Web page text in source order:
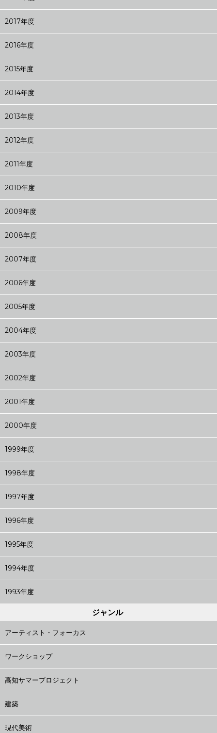
2017年度
2016年度
2015年度
2014年度
2013年度
2012年度
2011年度
2010年度
2009年度
2008年度
2007年度
2006年度
2005年度
2004年度
2003年度
2002年度
2001年度
2000年度
1999年度
1998年度
1997年度
1996年度
1995年度
1994年度
1993年度
ジャンル
アーティスト・フォーカス
ワークショップ
高知サマープロジェクト
建築
現代美術